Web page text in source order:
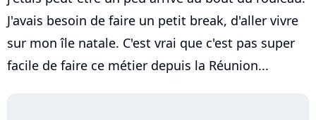
J'avais besoin de faire un petit break, d'aller vivre
sur mon île natale. C'est vrai que c'est pas super
facile de faire ce métier depuis la Réunion...